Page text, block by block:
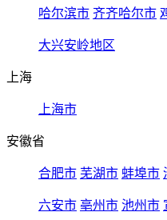
哈尔滨市 齐齐哈尔市
大兴安岭地区
上海
上海市
安徽省
合肥市 芜湖市 蚌埠市
六安市 亳州市 池州市